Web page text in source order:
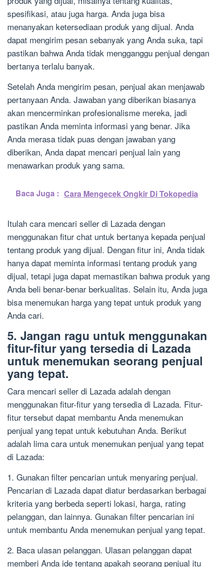
spesifikasi, atau juga harga. Anda juga bisa
menanyakan ketersediaan produk yang dijual. Anda
dapat mengirim pesan sebanyak yang Anda suka, tapi
pastikan bahwa Anda tidak mengganggu penjual dengan
bertanya terlalu banyak.
Setelah Anda mengirim pesan, penjual akan menjawab
pertanyaan Anda. Jawaban yang diberikan biasanya
akan mencerminkan profesionalisme mereka, jadi
pastikan Anda meminta informasi yang benar. Jika
Anda merasa tidak puas dengan jawaban yang
diberikan, Anda dapat mencari penjual lain yang
menawarkan produk yang sama.
Baca Juga : Cara Mengecek Ongkir Di Tokopedia
Itulah cara mencari seller di Lazada dengan
menggunakan fitur chat untuk bertanya kepada penjual
tentang produk yang dijual. Dengan fitur ini, Anda tidak
hanya dapat meminta informasi tentang produk yang
dijual, tetapi juga dapat memastikan bahwa produk yang
Anda beli benar-benar berkualitas. Selain itu, Anda juga
bisa menemukan harga yang tepat untuk produk yang
Anda cari.
5. Jangan ragu untuk menggunakan
fitur-fitur yang tersedia di Lazada
untuk menemukan seorang penjual
yang tepat.
Cara mencari seller di Lazada adalah dengan
menggunakan fitur-fitur yang tersedia di Lazada. Fitur-
fitur tersebut dapat membantu Anda menemukan
penjual yang tepat untuk kebutuhan Anda. Berikut
adalah lima cara untuk menemukan penjual yang tepat
di Lazada:
1. Gunakan filter pencarian untuk menyaring penjual.
Pencarian di Lazada dapat diatur berdasarkan berbagai
kriteria yang berbeda seperti lokasi, harga, rating
pelanggan, dan lainnya. Gunakan filter pencarian ini
untuk membantu Anda menemukan penjual yang tepat.
2. Baca ulasan pelanggan. Ulasan pelanggan dapat
memberi Anda ide tentang apakah seorang penjual itu